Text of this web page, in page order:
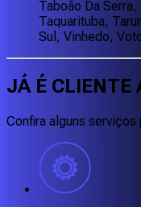
Taboão Da Serra,
Taquarituba,
Sul, Vinhedo,
JÁ É CLIENTE
Confira alguns serviços